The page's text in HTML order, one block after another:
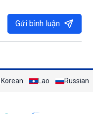
Gửi bình luận
Korean Lao Russian